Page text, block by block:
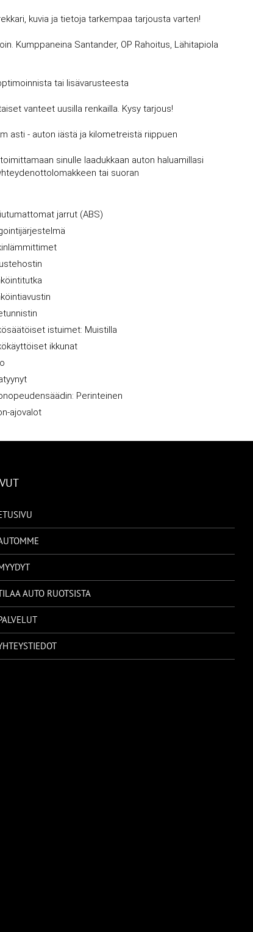
kuvia ja tietoja tarkempaa tarjousta varten!
Kumppaneina Santander, OP Rahoitus, Lähitapiola
tai lisävarusteesta
vanteet uusilla renkailla. Kysy tarjous!
asti - auton iästä ja kilometreistä riippuen
sinulle laadukkaan auton haluamillasi
tai suoran
jarrut (ABS)
istuimet: Muistilla
ikkunat
Perinteinen
ajovalot
AUTO RUOTSISTA